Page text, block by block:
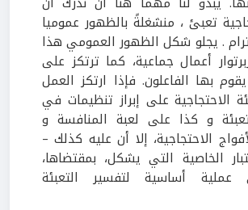
تعبئ ، منشغلةً بالظهور عموميا
. يجلو شكل الظهور العمومي هذا
أعمال جماعية، كما ترتكز على
يقوم بها الفاعلون. فإذا ارتكز العمل
الاحتجاجية على إبراز تنظيمات في
و كذا على لعبة المنافسة و
الاحتجاجية، إلا أن عليه كذلك –
الخاصية التي يشكل، بمقتضاها،
عملية أساسية لتفسير التعبئة